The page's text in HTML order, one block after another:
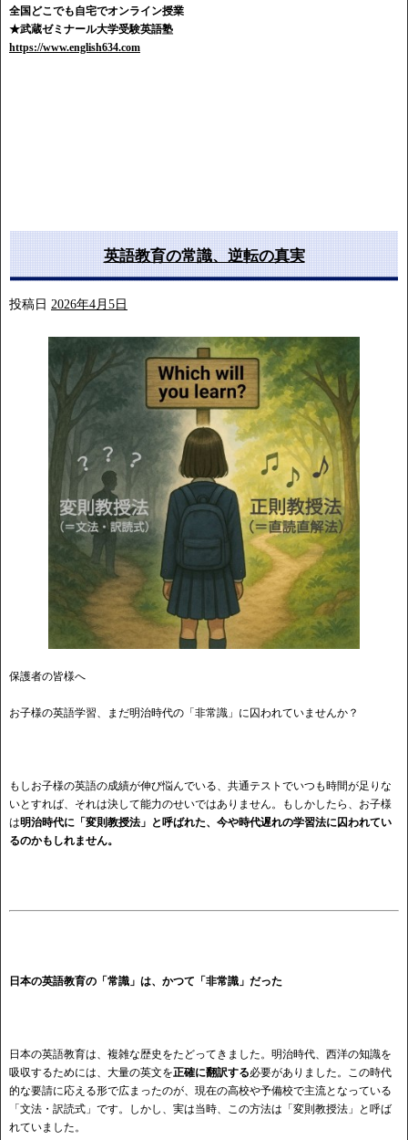
全国どこでも自宅でオンライン授業
★武蔵ゼミナール大学受験英語塾
https://www.english634.com
英語教育の常識、逆転の真実
投稿日 2026年4月5日
保護者の皆様へ
お子様の英語学習、まだ明治時代の「非常識」に囚われていませんか？
もしお子様の英語の成績が伸び悩んでいる、共通テストでいつも時間が足りな
いとすれば、それは決して能力のせいではありません。もしかしたら、お子様
は明治時代に「変則教授法」と呼ばれた、今や時代遅れの学習法に囚われてい
るのかもしれません。
日本の英語教育の「常識」は、かつて「非常識」だった
日本の英語教育は、複雑な歴史をたどってきました。明治時代、西洋の知識を
吸収するためには、大量の英文を正確に翻訳する必要がありました。この時代
的な要請に応える形で広まったのが、現在の高校や予備校で主流となっている
「文法・訳読式」です。しかし、実は当時、この方法は「変則教授法」と呼ば
れていました。